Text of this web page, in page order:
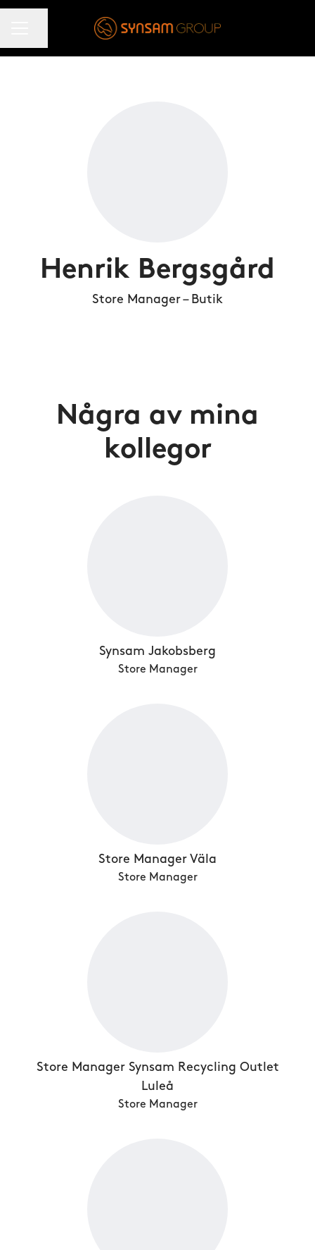
Henrik Bergsgård
Store Manager – Butik
Några av mina
kollegor
Synsam Jakobsberg
Store Manager
Store Manager Väla
Store Manager
Store Manager Synsam Recycling Outlet
Luleå
Store Manager